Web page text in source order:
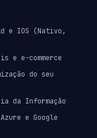
e IOS (Nativo,
e e-commerce
do seu
da Informação
e Google